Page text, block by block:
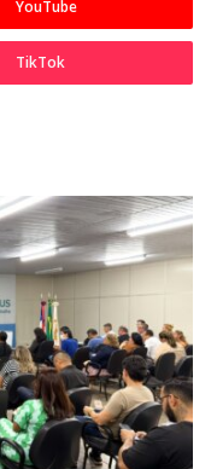
YouTube
TikTok